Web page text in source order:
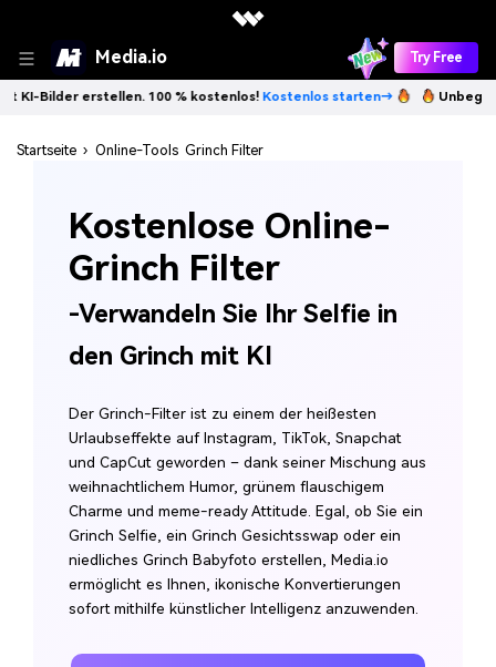
Media.io Try Free
% kostenlos!Kostenlos starten→ Unbegrenzt KI-Bilder erstellen.
Startseite › Online-Tools Grinch Filter
Kostenlose Online-
Grinch Filter
-Verwandeln Sie Ihr Selfie in
den Grinch mit KI
Der Grinch-Filter ist zu einem der heißesten
Urlaubseffekte auf Instagram, TikTok, Snapchat
und CapCut geworden – dank seiner Mischung aus
weihnachtlichem Humor, grünem flauschigem
Charme und meme-ready Attitude. Egal, ob Sie ein
Grinch Selfie, ein Grinch Gesichtsswap oder ein
niedliches Grinch Babyfoto erstellen, Media.io
ermöglicht es Ihnen, ikonische Konvertierungen
sofort mithilfe künstlicher Intelligenz anzuwenden.